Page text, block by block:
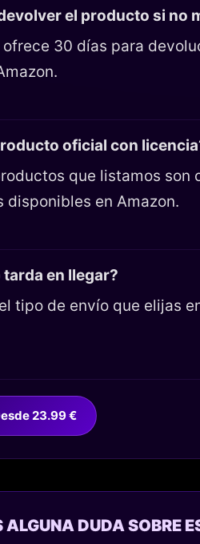
el producto si no
ofrece 30 días para
oficial con
que listamos
disponibles en Amazon.
tarda en llegar?
tipo de envío que elijas
23.99 €
ALGUNA DUDA SOBRE